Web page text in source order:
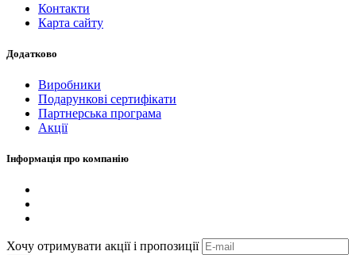
Контакти
Карта сайту
Додатково
Виробники
Подарункові сертифікати
Партнерська програма
Акції
Інформація про компанію
Хочу отримувати акції і пропозиції